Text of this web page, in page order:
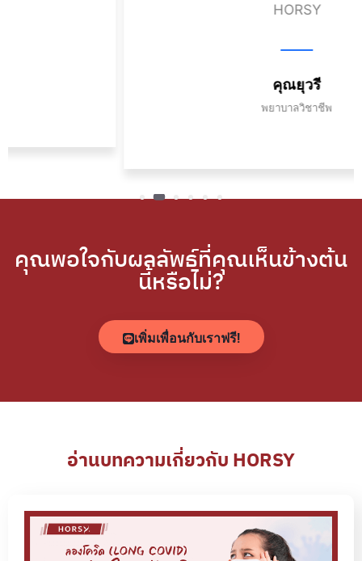
พยาบาลวิชาชีพ
คุณพอใจกับผลลัพธ์ที่คุณเห็นข้างต้น
นี้หรือไม่?
เพิ่มเพื่อนกับเราฟรี!
อ่านบทความเกี่ยวกับ HORSY